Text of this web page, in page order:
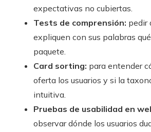
expectativas no cubiertas.
Tests de comprensión: pedir
expliquen con sus palabras
paquete.
Card sorting: para entender
oferta los usuarios y si la
intuitiva.
Pruebas de usabilidad en
observar dónde los usuarios